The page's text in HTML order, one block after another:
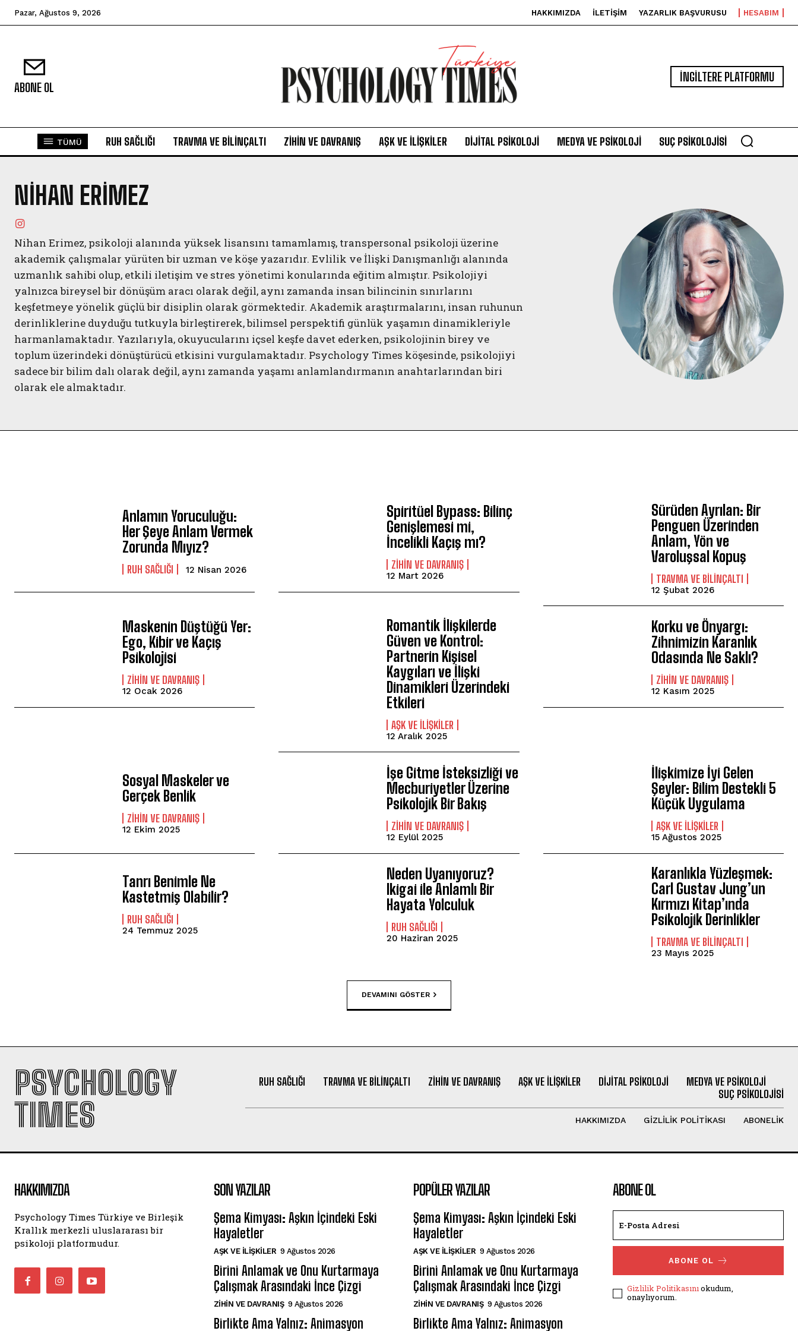
Pazar, Ağustos 9, 2026 HAKKIMIZDA İLETIŞIM YAZARLIK BAŞVURUSU HESABIM
ABONE OL
İNGİLTERE PLATFORMU
TÜMÜ RUH SAĞLIĞI TRAVMA VE BILINÇALTI ZIHIN VE DAVRANIŞ AŞK VE İLIŞKILER DIJITAL PSIKOLOJI MEDYA VE PSIKOLOJI SUÇ PSIKOLOJISI
NIHAN ERIMEZ
Nihan Erimez, psikoloji alanında yüksek lisansını tamamlamış, transpersonal psikoloji üzerine
akademik çalışmalar yürüten bir uzman ve köşe yazarıdır. Evlilik ve İlişki Danışmanlığı alanında
uzmanlık sahibi olup, etkili iletişim ve stres yönetimi konularında eğitim almıştır. Psikolojiyi
yalnızca bireysel bir dönüşüm aracı olarak değil, aynı zamanda insan bilincinin sınırlarını
keşfetmeye yönelik güçlü bir disiplin olarak görmektedir. Akademik araştırmalarını, insan ruhunun
derinliklerine duyduğu tutkuyla birleştirerek, bilimsel perspektifi günlük yaşamın dinamikleriyle
harmanlamaktadır. Yazılarıyla, okuyucularını içsel keşfe davet ederken, psikolojinin birey ve
toplum üzerindeki dönüştürücü etkisini vurgulamaktadır. Psychology Times köşesinde, psikolojiyi
sadece bir bilim dalı olarak değil, aynı zamanda yaşamı anlamlandırmanın anahtarlarından biri
olarak ele almaktadır.
Anlamın Yoruculuğu:
Her Şeye Anlam Vermek
Zorunda Mıyız?
⁠RUH SAĞLIĞI 12 Nisan 2026
Spiritüel Bypass: Bilinç
Genişlemesi mi,
İncelikli Kaçış mı?
⁠ZIHIN VE DAVRANIŞ
12 Mart 2026
Sürüden Ayrılan: Bir
Penguen Üzerinden
Anlam, Yön ve
Varoluşsal Kopuş
⁠TRAVMA VE BILINÇALTI
12 Şubat 2026
Maskenin Düştüğü Yer:
Ego, Kibir ve Kaçış
Psikolojisi
⁠ZIHIN VE DAVRANIŞ
12 Ocak 2026
Romantik İlişkilerde
Güven ve Kontrol:
Partnerin Kişisel
Kaygıları ve İlişki
Dinamikleri Üzerindeki
Etkileri
AŞK VE İLIŞKILER
12 Aralık 2025
Korku ve Önyargı:
Zihnimizin Karanlık
Odasında Ne Saklı?
⁠ZIHIN VE DAVRANIŞ
12 Kasım 2025
Sosyal Maskeler ve
Gerçek Benlik
⁠ZIHIN VE DAVRANIŞ
12 Ekim 2025
İşe Gitme İsteksizliği ve
Mecburiyetler Üzerine
Psikolojik Bir Bakış
⁠ZIHIN VE DAVRANIŞ
12 Eylül 2025
İlişkimize İyi Gelen
Şeyler: Bilim Destekli 5
Küçük Uygulama
AŞK VE İLIŞKILER
15 Ağustos 2025
Tanrı Benimle Ne
Kastetmiş Olabilir?
⁠RUH SAĞLIĞI
24 Temmuz 2025
Neden Uyanıyoruz?
Ikigai ile Anlamlı Bir
Hayata Yolculuk
⁠RUH SAĞLIĞI
20 Haziran 2025
Karanlıkla Yüzleşmek:
Carl Gustav Jung’un
Kırmızı Kitap’ında
Psikolojik Derinlikler
⁠TRAVMA VE BILINÇALTI
23 Mayıs 2025
DEVAMINI GÖSTER
PSYCHOLOGY
TIMES
RUH SAĞLIĞI TRAVMA VE BILINÇALTI ZIHIN VE DAVRANIŞ AŞK VE İLIŞKILER DIJITAL PSIKOLOJI
MEDYA VE PSIKOLOJI
SUÇ PSIKOLOJISI
HAKKIMIZDA GIZLILIK POLITIKASI ABONELIK
HAKKIMIZDA
Psychology Times Türkiye ve Birleşik
Krallık merkezli uluslararası bir
psikoloji platformudur.
SON YAZILAR
Şema Kimyası: Aşkın İçindeki Eski
Hayaletler
AŞK VE İLIŞKILER 9 Ağustos 2026
Birini Anlamak ve Onu Kurtarmaya
Çalışmak Arasındaki İnce Çizgi
⁠ZIHIN VE DAVRANIŞ 9 Ağustos 2026
Birlikte Ama Yalnız: Animasyon
POPÜLER YAZILAR
Şema Kimyası: Aşkın İçindeki Eski
Hayaletler
AŞK VE İLIŞKILER 9 Ağustos 2026
Birini Anlamak ve Onu Kurtarmaya
Çalışmak Arasındaki İnce Çizgi
⁠ZIHIN VE DAVRANIŞ 9 Ağustos 2026
Birlikte Ama Yalnız: Animasyon
ABONE OL
ABONE OL
Gizlilik Politikasınıokudum,
onaylıyorum.